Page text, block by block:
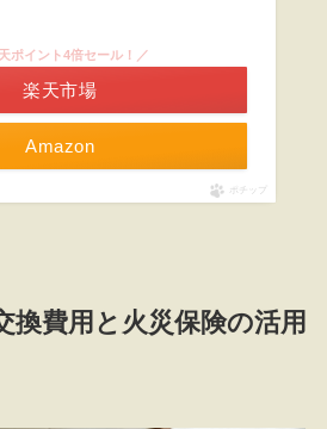
Amazon
ポイント4倍セール！／
楽天市場
ポチップ
換費用と火災保険の活用